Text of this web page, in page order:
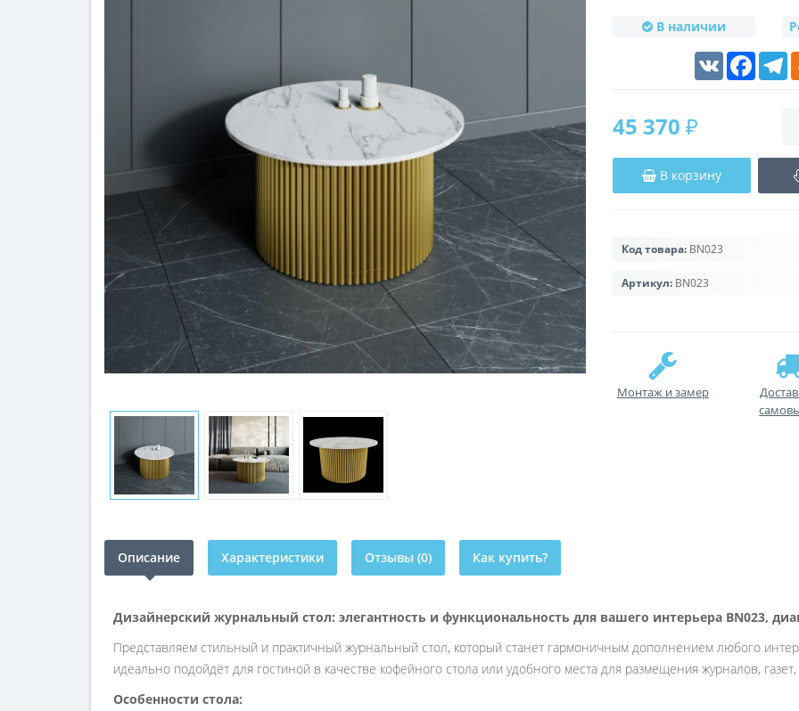
В наличии
VK
45 370 ₽
В корзину
Код товара: BN023
Артикул: BN023
Монтаж и замер
Описание Характеристики Отзывы (0) Как купить?
Дизайнерский журнальный стол: элегантность и функциональность для вашего интерьера BN023,
Представляем стильный и практичный журнальный стол, который станет гармоничным дополнением любого
идеально подойдёт для гостиной в качестве кофейного стола или удобного места для размещения журналов,
Особенности стола: